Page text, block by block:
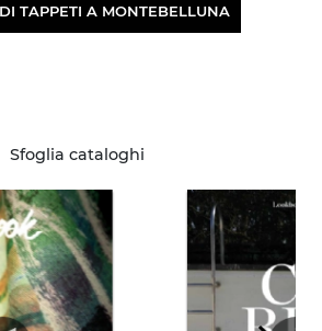
TAPPETI A MONTEBELLUNA
Sfoglia cataloghi